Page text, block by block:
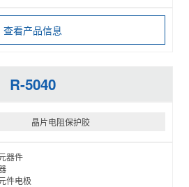
查看产品信息
R-5040
晶片电阻保护胶
器件
件电极